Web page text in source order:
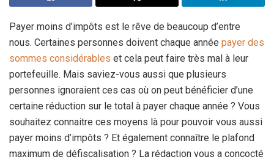
Payer moins d’impôts est le rêve de beaucoup d’entre
nous. Certaines personnes doivent chaque année payer des
sommes considérables et cela peut faire très mal à leur
portefeuille. Mais saviez-vous aussi que plusieurs
personnes ignoraient ces cas où on peut bénéficier d’une
certaine réduction sur le total à payer chaque année ? Vous
souhaitez connaitre ces moyens là pour pouvoir vous aussi
payer moins d’impôts ? Et également connaître le plafond
maximum de défiscalisation ? La rédaction vous a concocté